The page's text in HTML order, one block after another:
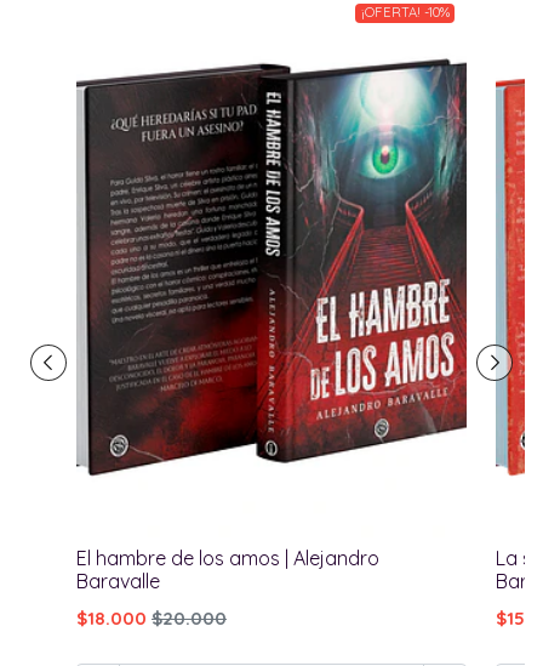
¡OFERTA! -10%
El hambre de los amos | Alejandro
Baravalle
$18.000 $20.000
La